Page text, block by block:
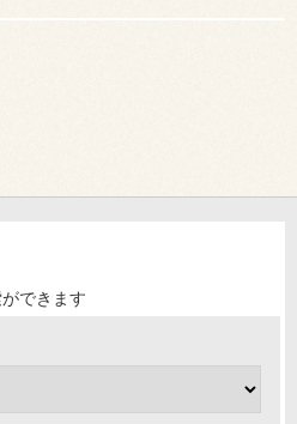
できます